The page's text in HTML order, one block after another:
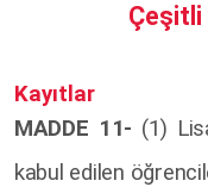
Çeşitli
Kayıtlar
MADDE 11- (1)
kabul edilen